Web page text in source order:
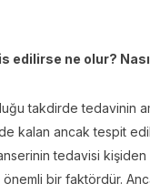
edilirse ne olur?
takdirde tedavinin
kalan ancak tespit
tedavisi
bir faktördür.